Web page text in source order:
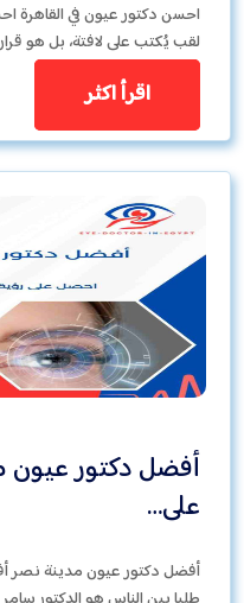
احسن دكتور عيون في القاهرة
لقب يُكتب على لافتة، بل هو
اقرأ اكثر
أفضل دكتور
على…
أفضل دكتور عيون مدينة نصر